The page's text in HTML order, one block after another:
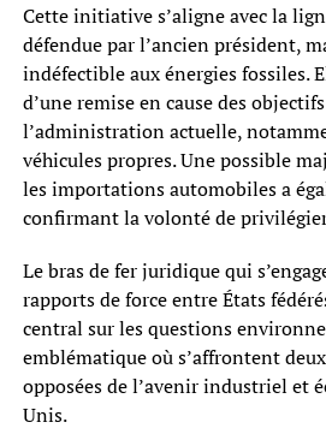
Cette initiative s’aligne avec la
défendue par l’ancien président,
indéfectible aux énergies fossiles.
d’une remise en cause des
l’administration actuelle,
véhicules propres. Une possible
les importations automobiles a
confirmant la volonté de
Le bras de fer juridique qui
rapports de force entre États
central sur les questions
emblématique où s’affrontent
opposées de l’avenir industriel et
Unis.